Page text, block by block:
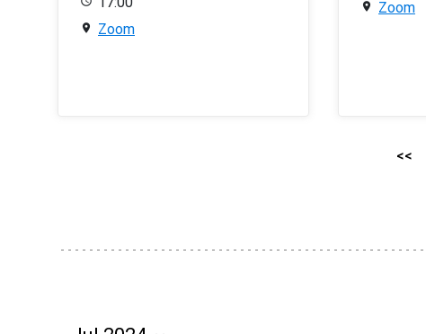
Zoom
Zoom
<<